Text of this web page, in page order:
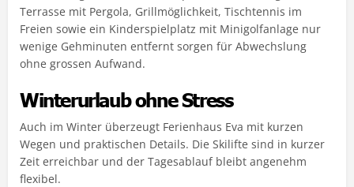
Terrasse mit Pergola, Grillmöglichkeit, Tischtennis im
Freien sowie ein Kinderspielplatz mit Minigolfanlage nur
wenige Gehminuten entfernt sorgen für Abwechslung
ohne grossen Aufwand.
Winterurlaub ohne Stress
Auch im Winter überzeugt Ferienhaus Eva mit kurzen
Wegen und praktischen Details. Die Skilifte sind in kurzer
Zeit erreichbar und der Tagesablauf bleibt angenehm
flexibel.